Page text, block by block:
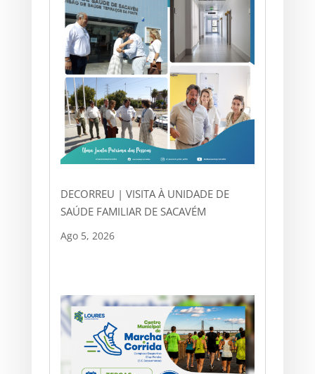
DECORREU | VISITA À UNIDADE DE
SAÚDE FAMILIAR DE SACAVÉM
Ago 5, 2026